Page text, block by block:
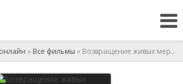
» Все фильмы » Возвращение живых мертвецов